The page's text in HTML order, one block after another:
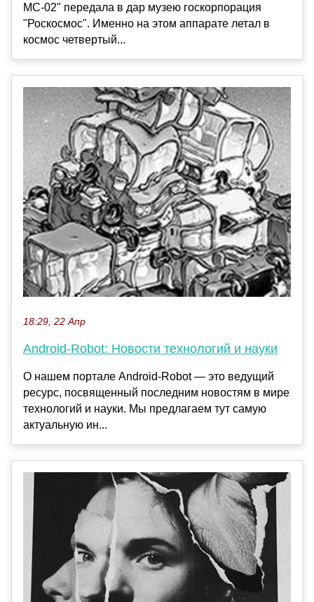
МС-02" передала в дар музею госкорпорация
"Роскосмос". Именно на этом аппарате летал в
космос четвертый...
18:29, 22 Апр
Android-Robot: Новости технологий и науки
О нашем портале Android-Robot — это ведущий
ресурс, посвященный последним новостям в мире
технологий и науки. Мы предлагаем тут самую
актуальную ин...